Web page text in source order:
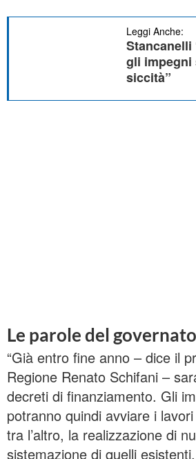
Leggi Anche:
Stancanelli
gli impegni
siccità”
Le parole del
“Già entro fine anno – dice il
Regione Renato Schifani –
decreti di finanziamento. Gli
potranno quindi avviare i
tra l’altro, la realizzazione di
sistemazione di quelli